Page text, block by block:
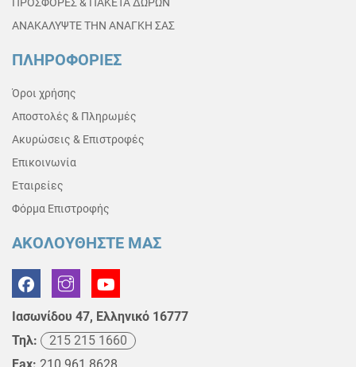
ΑΝΑΚΑΛΥΨΤΕ ΤΗΝ ΑΝΑΓΚΗ ΣΑΣ
ΠΛΗΡΟΦΟΡΙΕΣ
Όροι χρήσης
Αποστολές & Πληρωμές
Ακυρώσεις & Επιστροφές
Επικοινωνία
Εταιρείες
Φόρμα Επιστροφής
ΑΚΟΛΟΥΘΗΣΤΕ ΜΑΣ
Ιασωνίδου 47, Ελληνικό 16777
Τηλ:
215 215 1660